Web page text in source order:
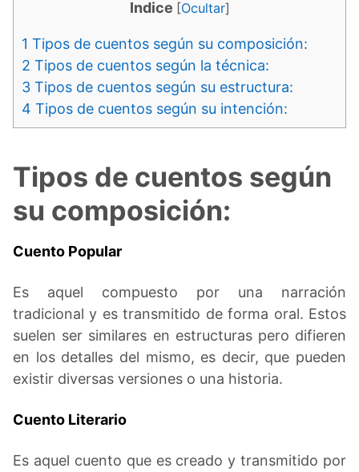
Indice [Ocultar]
1 Tipos de cuentos según su composición:
2 Tipos de cuentos según la técnica:
3 Tipos de cuentos según su estructura:
4 Tipos de cuentos según su intención:
Tipos de cuentos según
su composición:
Cuento Popular
Es aquel compuesto por una narración
tradicional y es transmitido de forma oral. Estos
suelen ser similares en estructuras pero difieren
en los detalles del mismo, es decir, que pueden
existir diversas versiones o una historia.
Cuento Literario
Es aquel cuento que es creado y transmitido por